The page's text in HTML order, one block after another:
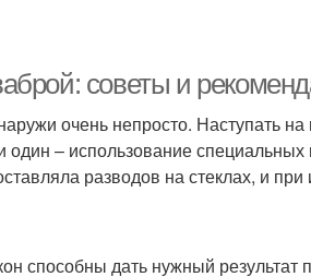
советы и
очень непросто. Наступать на
один – использование
разводов на стеклах, и
способны дать нужный результат